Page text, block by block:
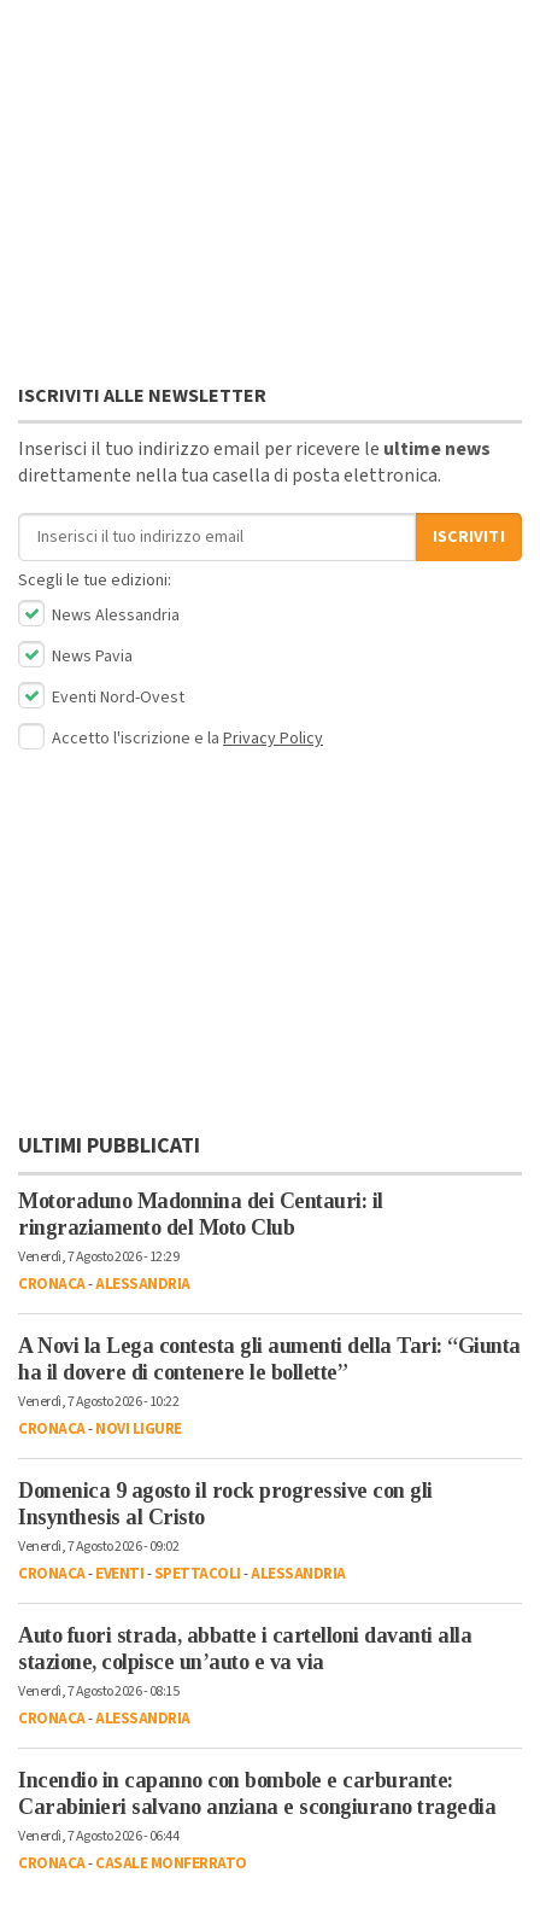
ISCRIVITI ALLE NEWSLETTER
Inserisci il tuo indirizzo email per ricevere le ultime news
direttamente nella tua casella di posta elettronica.
Indirizzo email
ISCRIVITI
Scegli le tue edizioni:
News Alessandria
News Pavia
Eventi Nord-Ovest
Accetto l'iscrizione e la Privacy Policy
ULTIMI PUBBLICATI
Motoraduno Madonnina dei Centauri: il
ringraziamento del Moto Club
Venerdì, 7 Agosto 2026 - 12:29
CRONACA-ALESSANDRIA
A Novi la Lega contesta gli aumenti della Tari: “Giunta
ha il dovere di contenere le bollette”
Venerdì, 7 Agosto 2026 - 10:22
CRONACA-NOVI LIGURE
Domenica 9 agosto il rock progressive con gli
Insynthesis al Cristo
Venerdì, 7 Agosto 2026 - 09:02
CRONACA-EVENTI-SPETTACOLI-ALESSANDRIA
Auto fuori strada, abbatte i cartelloni davanti alla
stazione, colpisce un’auto e va via
Venerdì, 7 Agosto 2026 - 08:15
CRONACA-ALESSANDRIA
Incendio in capanno con bombole e carburante:
Carabinieri salvano anziana e scongiurano tragedia
Venerdì, 7 Agosto 2026 - 06:44
CRONACA-CASALE MONFERRATO